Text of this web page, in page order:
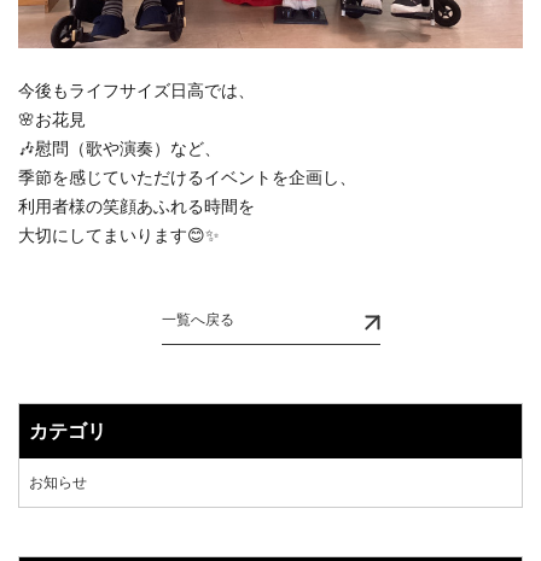
今後もライフサイズ日高では、
🌸お花見
🎶慰問（歌や演奏）など、
季節を感じていただけるイベントを企画し、
利用者様の笑顔あふれる時間を
大切にしてまいります😊✨
一覧へ戻る
カテゴリ
お知らせ